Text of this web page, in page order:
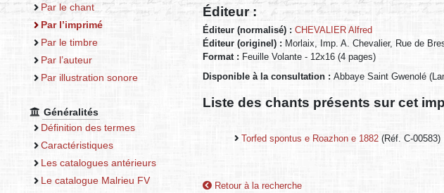
Par le chant
Par l’imprimé
Par le timbre
Par l’auteur
Par illustration sonore
Généralités
Définition des termes
Caractéristiques
Les catalogues antérieurs
Le catalogue Malrieu FV
Éditeur :
Éditeur (normalisé) : CHEVALIER Alfred
Éditeur (originel) : Morlaix, Imp. A. Chevalier, Rue de
Format : Feuille Volante - 12x16 (4 pages)
Disponible à la consultation : Abbaye Saint Gwenolé
Liste des chants présents sur cet
Torfed spontus e Roazhon e 1882 (Réf. C-00583)
Retour à la recherche